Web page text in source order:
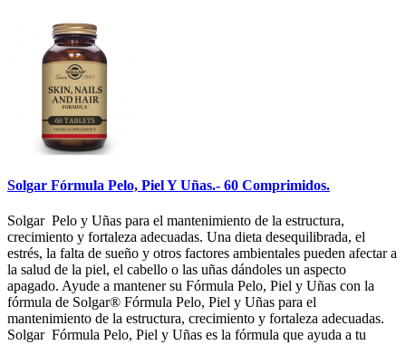
Solgar Fórmula Pelo, Piel Y Uñas.- 60 Comprimidos.
Solgar Pelo y Uñas para el mantenimiento de la estructura,
crecimiento y fortaleza adecuadas. Una dieta desequilibrada, el
estrés, la falta de sueño y otros factores ambientales pueden afectar a
la salud de la piel, el cabello o las uñas dándoles un aspecto
apagado. Ayude a mantener su Fórmula Pelo, Piel y Uñas con la
fórmula de Solgar® Fórmula Pelo, Piel y Uñas para el
mantenimiento de la estructura, crecimiento y fortaleza adecuadas.
Solgar Fórmula Pelo, Piel y Uñas es la fórmula que ayuda a tu